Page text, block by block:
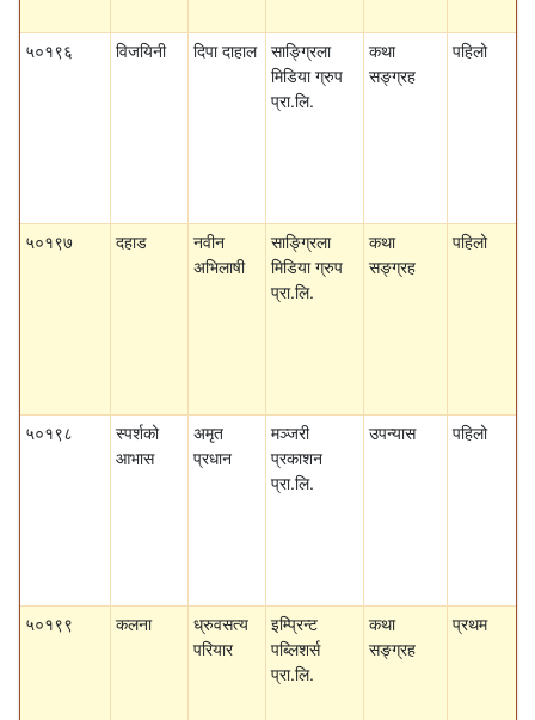
५०१९६ विजयिनी दिपा दाहाल साङ्ग्रिला
मिडिया ग्रुप
प्रा.लि.
कथा
सङ्ग्रह
पहिलो
५०१९७ दहाड
नवीन
अभिलाषी
साङ्ग्रिला
मिडिया ग्रुप
प्रा.लि.
कथा
सङ्ग्रह
पहिलो
५०१९८
स्पर्शको
आभास
अमृत
प्रधान
मञ्जरी
प्रकाशन
प्रा.लि.
उपन्यास पहिलो
५०१९९ कलना
ध्रुवसत्य
परियार
इम्प्रिन्ट
पब्लिशर्स
प्रा.लि.
कथा
सङ्ग्रह
प्रथम